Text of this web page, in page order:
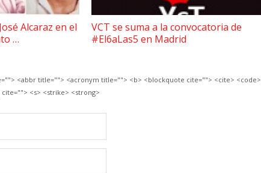
Alcaraz en el
…
VCT se suma a la convocatoria de
#El6aLas5 en Madrid
<abbr title=""> <acronym title=""> <b> <blockquote cite=""> <cite> <code>
<s> <strike> <strong>